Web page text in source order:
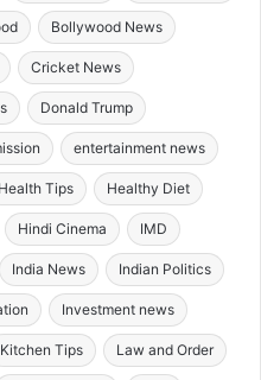
Bollywood News
Cricket News
Donald Trump
entertainment news
Health Tips Healthy Diet
Hindi Cinema IMD
India News Indian Politics
Investment news
Kitchen Tips Law and Order